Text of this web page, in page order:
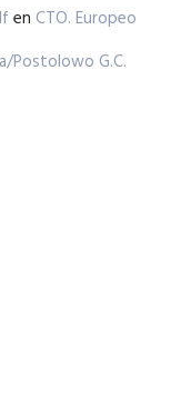
en CTO. Europeo
Postolowo G.C.